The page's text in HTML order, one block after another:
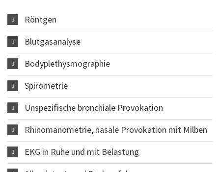
Röntgen
Blutgasanalyse
Bodyplethysmographie
Spirometrie
Unspezifische bronchiale Provokation
Rhinomanometrie, nasale Provokation mit Milben
EKG in Ruhe und mit Belastung